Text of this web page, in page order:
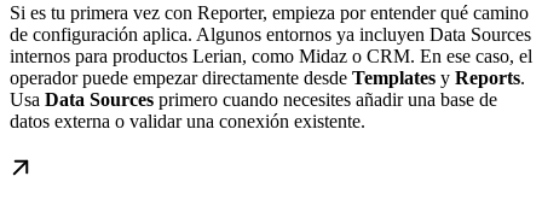
Si es tu primera vez con Reporter, empieza por entender qué camino
de configuración aplica. Algunos entornos ya incluyen Data Sources
internos para productos Lerian, como Midaz o CRM. En ese caso, el
operador puede empezar directamente desde Templates y Reports.
Usa Data Sources primero cuando necesites añadir una base de
datos externa o validar una conexión existente.